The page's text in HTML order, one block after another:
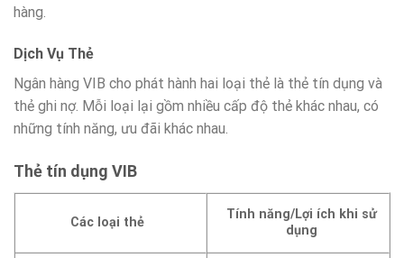
hàng.
Dịch Vụ Thẻ
Ngân hàng VIB cho phát hành hai loại thẻ là thẻ tín dụng và
thẻ ghi nợ. Mỗi loại lại gồm nhiều cấp độ thẻ khác nhau, có
những tính năng, ưu đãi khác nhau.
Thẻ tín dụng VIB
Các loại thẻ
Tính năng/Lợi ích khi sử
dụng